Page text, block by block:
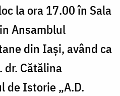
la ora 17.00 în Sala
Ansamblul
din Iași, având ca
dr. Cătălina
de Istorie „A.D.